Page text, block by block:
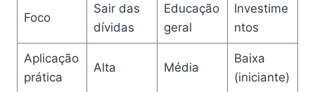
Foco
Sair das
dívidas
Educação
geral
Investime
ntos
Aplicação
prática
Alta Média
Baixa
(iniciante)